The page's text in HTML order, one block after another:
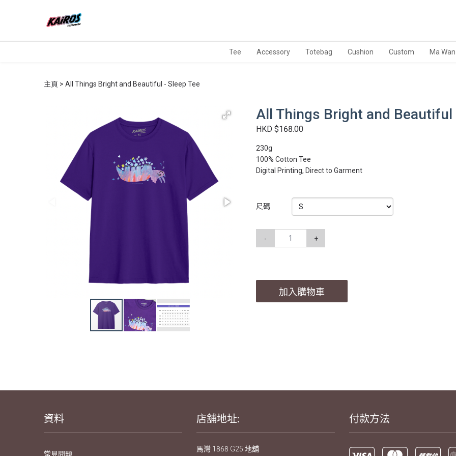
Tee Accessory Totebag Cushion Custom Ma Wan
主頁 All Things Bright and Beautiful - Sleep Tee
All Things Bright and Beautiful
HKD $168.00
230g
100% Cotton Tee
Digital Printing, Direct to Garment
尺碼
- +
加入購物車
資料
常見問題
店舖地址:
馬灣 1868 G25 地舖
付款方法